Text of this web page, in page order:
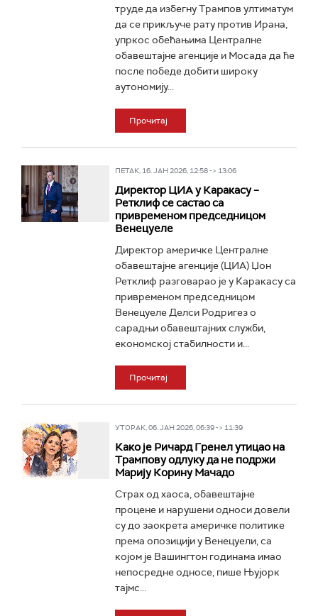
труде да избегну Трампов ултиматум
да се прикључе рату против Ирана,
упркос обећањима Централне
обавештајне агенције и Мосада да ће
после победе добити широку
аутономију...
Прочитај
ПЕТАК, 16. ЈАН 2026, 12:58 -> 13:06
Директор ЦИА у Каракасу –
Ретклиф се састао са
привременом председницом
Венецуеле
Директор америчке Централне
обавештајне агенције (ЦИА) Џон
Ретклиф разговарао је у Каракасу са
привременом председницом
Венецуеле Делси Родригез о
сарадњи обавештајних служби,
економској стабилности и...
Прочитај
УТОРАК, 06. ЈАН 2026, 06:39 -> 11:39
Како је Ричард Гренел утицао на
Трампову одлуку да не подржи
Марију Корину Мачадо
Страх од хаоса, обавештајне
процене и нарушени односи довели
су до заокрета америчке политике
према опозицији у Венецуели, са
којом је Вашингтон годинама имао
непосредне односе, пише Њујорк
тајмс...